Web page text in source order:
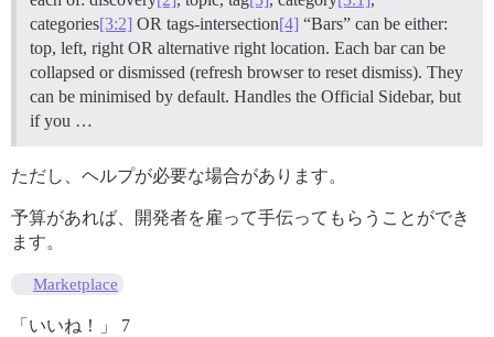
categories[3:2] OR tags-intersection[4] “Bars” can be either:
top, left, right OR alternative right location. Each bar can be
collapsed or dismissed (refresh browser to reset dismiss). They
can be minimised by default. Handles the Official Sidebar, but
if you …
ただし、ヘルプが必要な場合があります。
予算があれば、開発者を雇って手伝ってもらうことができ
ます。
Marketplace
「いいね！」 7